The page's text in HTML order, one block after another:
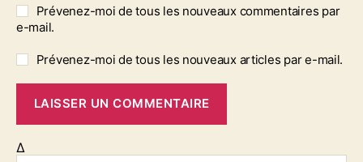
Prévenez-moi de tous les nouveaux commentaires par
e-mail.
Prévenez-moi de tous les nouveaux articles par e-mail.
Δ